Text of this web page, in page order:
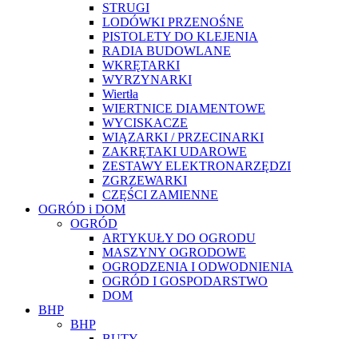
STRUGI
LODÓWKI PRZENOŚNE
PISTOLETY DO KLEJENIA
RADIA BUDOWLANE
WKRĘTARKI
WYRZYNARKI
Wiertła
WIERTNICE DIAMENTOWE
WYCISKACZE
WIĄZARKI / PRZECINARKI
ZAKRĘTAKI UDAROWE
ZESTAWY ELEKTRONARZĘDZI
ZGRZEWARKI
CZĘŚCI ZAMIENNE
OGRÓD i DOM
OGRÓD
ARTYKUŁY DO OGRODU
MASZYNY OGRODOWE
OGRODZENIA I ODWODNIENIA
OGRÓD I GOSPODARSTWO
DOM
BHP
BHP